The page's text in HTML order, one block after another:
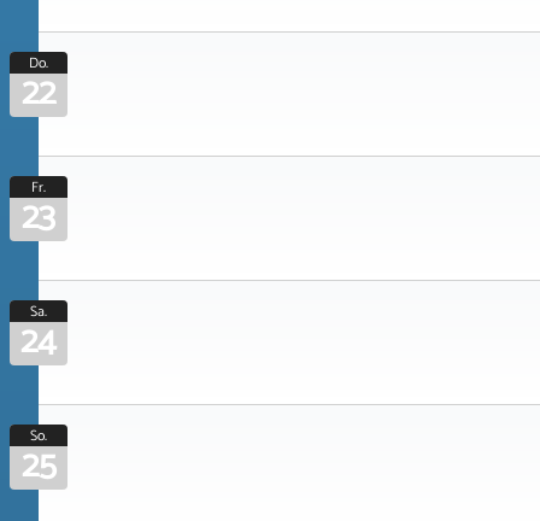
Do.
22
Fr.
23
Sa.
24
So.
25